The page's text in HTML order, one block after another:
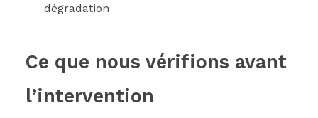
dégradation
Ce que nous vérifions avant
l’intervention